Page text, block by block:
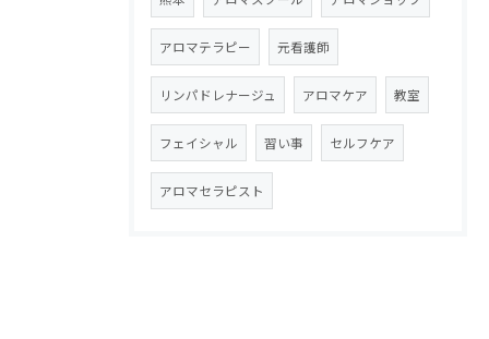
アロマテラピー 元看護師
リンパドレナージュ アロマケア 教室
フェイシャル 習い事 セルフケア
アロマセラピスト